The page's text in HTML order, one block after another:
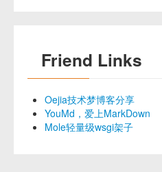
Friend Links
Oejia技术梦博客分享
YouMd，爱上MarkDown
Mole轻量级wsgi架子